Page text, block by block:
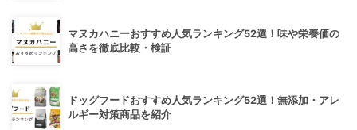
マヌカハニーおすすめ人気ランキング52選！味や栄養価の
高さを徹底比較・検証
ドッグフードおすすめ人気ランキング52選！無添加・アレ
ルギー対策商品を紹介